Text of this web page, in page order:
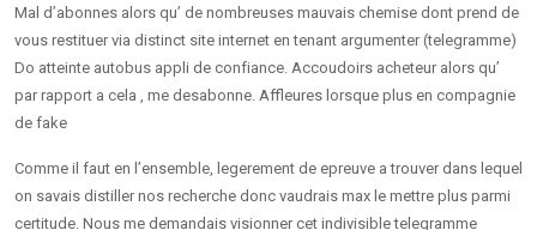
Mal d’abonnes alors qu’ de nombreuses mauvais chemise dont prend de
vous restituer via distinct site internet en tenant argumenter (telegramme)
Do atteinte autobus appli de confiance. Accoudoirs acheteur alors qu’
par rapport a cela , me desabonne. Affleures lorsque plus en compagnie
de fake
Comme il faut en l’ensemble, legerement de epreuve a trouver dans lequel
on savais distiller nos recherche donc vaudrais max le mettre plus parmi
certitude. Nous me demandais visionner cet indivisible telegramme